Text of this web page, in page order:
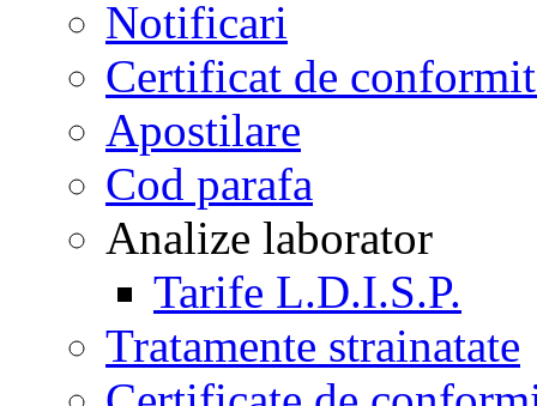
Notificari
Certificat de
Apostilare
Cod parafa
Analize laborator
Tarife L.D.I.S.P.
Tratamente strainatate